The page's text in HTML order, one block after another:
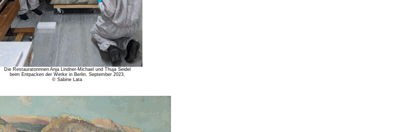
Die Restauratorinnen Anja Lindner-Michael und Thuja Seidel
beim Entpacken der Werke in Berlin, September 2023,
© Sabine Lata